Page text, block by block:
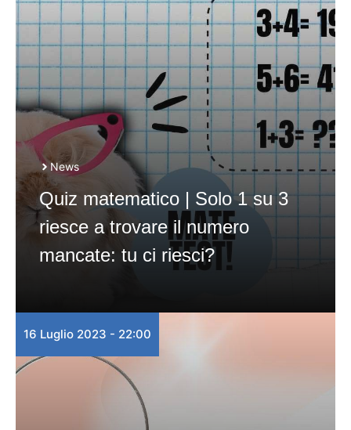
News
Quiz matematico | Solo 1 su 3
riesce a trovare il numero
mancate: tu ci riesci?
16 Luglio 2023 - 22:00